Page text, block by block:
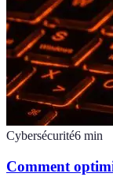
Cybersécurité6 min
Comment